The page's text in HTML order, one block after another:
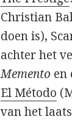
Christian
doen is),
achter het
Memento en
El Método
van het